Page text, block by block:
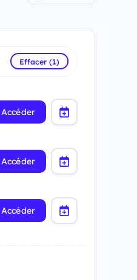
Effacer (1)
Accéder
Accéder
Accéder